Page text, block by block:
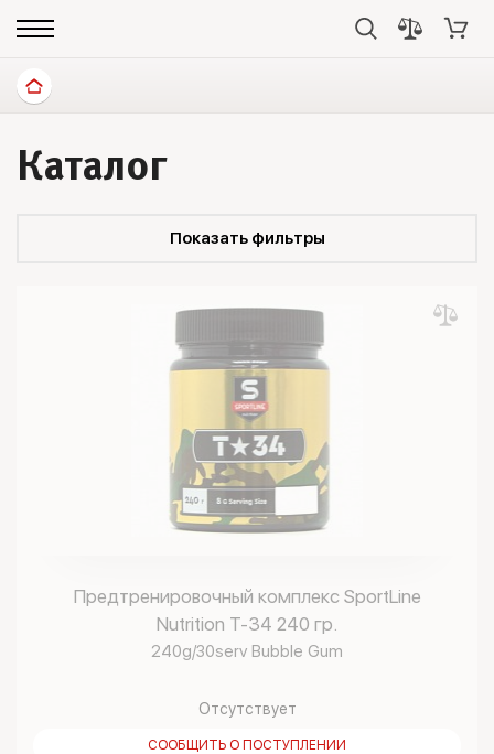
Каталог
Показать фильтры
Предтренировочный комплекс SportLine
Nutrition T-34 240 гр.
240g/30serv Bubble Gum
Отсутствует
СООБЩИТЬ О ПОСТУПЛЕНИИ